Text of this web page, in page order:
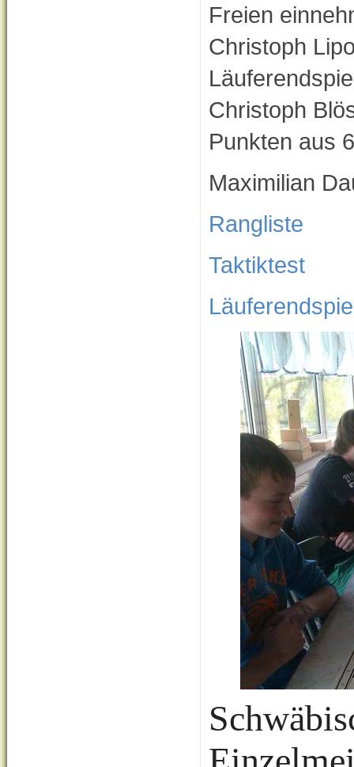
Freien
Christoph
Christoph
Punkten aus
Maximilian
Rangliste
Taktiktest